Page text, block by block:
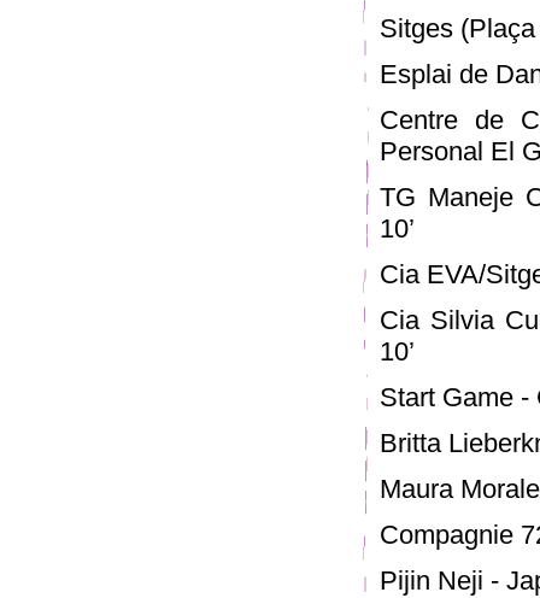
Sitges
Esplai de
Centre de
Personal El
TG Maneje
10’
Cia EVA/
Cia Silvia
10’
Start Game -
Britta
Maura
Compagnie
Pijin Neji -